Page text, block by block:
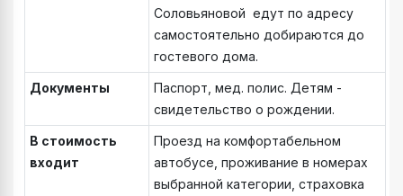
Соловьяновой едут по адресу
самостоятельно добираются до
гостевого дома.
Документы
Паспорт, мед. полис. Детям -
свидетельство о рождении.
В стоимость
входит
Проезд на комфортабельном
автобусе, проживание в номерах
выбранной категории, страховка